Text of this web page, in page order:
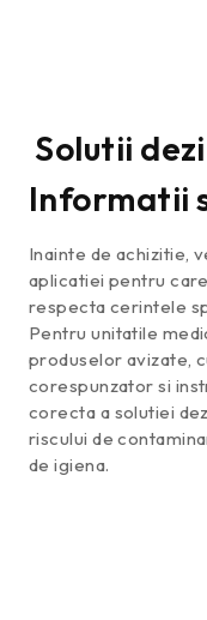
Solutii
Informatii
Inainte de achizitie,
aplicatiei pentru
respecta cerintele
Pentru unitatile
produselor avizate,
corespunzator si
corecta a solutiei
riscului de
de igiena.